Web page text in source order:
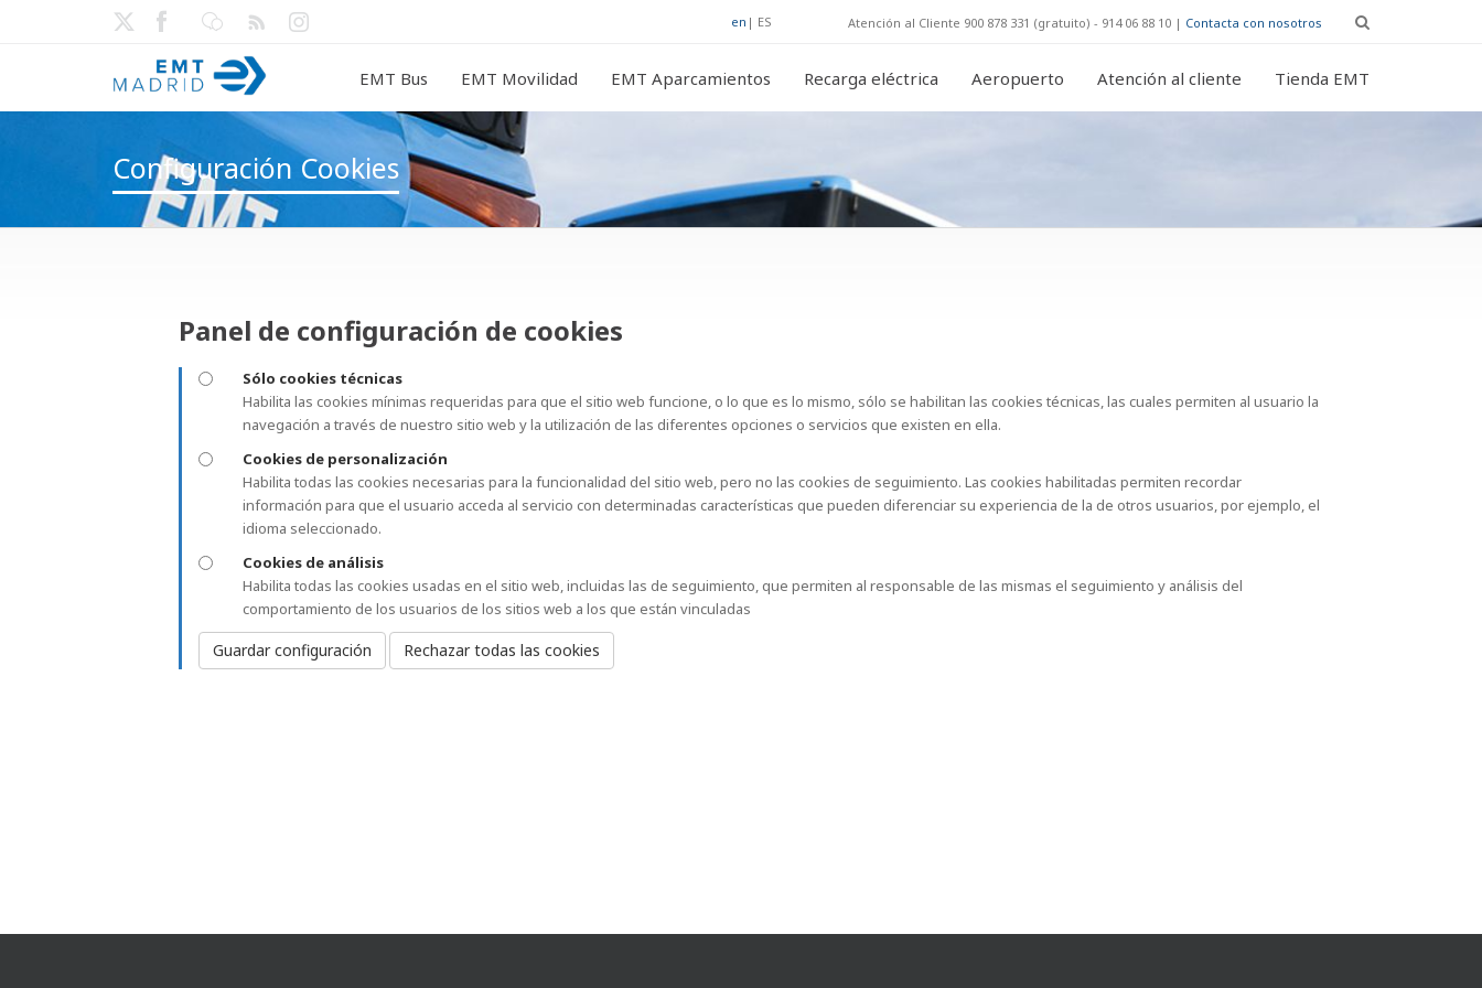
en | ES Atención al Cliente 900 878 331 (gratuito) - 914 06 88 10 | Contacta con nosotros
EMT Bus EMT Movilidad EMT Aparcamientos Recarga eléctrica Aeropuerto Atención al cliente Tienda EMT
Configuración Cookies
Panel de configuración de cookies
Sólo cookies técnicas
Habilita las cookies mínimas requeridas para que el sitio web funcione, o lo que es lo mismo, sólo se habilitan las cookies técnicas, las cuales permiten al usuario la
navegación a través de nuestro sitio web y la utilización de las diferentes opciones o servicios que existen en ella.
Cookies de personalización
Habilita todas las cookies necesarias para la funcionalidad del sitio web, pero no las cookies de seguimiento. Las cookies habilitadas permiten recordar
información para que el usuario acceda al servicio con determinadas características que pueden diferenciar su experiencia de la de otros usuarios, por ejemplo, el
idioma seleccionado.
Cookies de análisis
Habilita todas las cookies usadas en el sitio web, incluidas las de seguimiento, que permiten al responsable de las mismas el seguimiento y análisis del
comportamiento de los usuarios de los sitios web a los que están vinculadas